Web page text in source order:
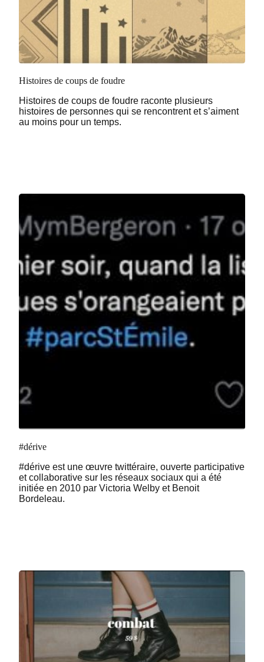
Histoires de coups de foudre
Histoires de coups de foudre raconte plusieurs
histoires de personnes qui se rencontrent et s’aiment
au moins pour un temps.
#dérive
#dérive est une œuvre twittéraire, ouverte participative
et collaborative sur les réseaux sociaux qui a été
initiée en 2010 par Victoria Welby et Benoit
Bordeleau.